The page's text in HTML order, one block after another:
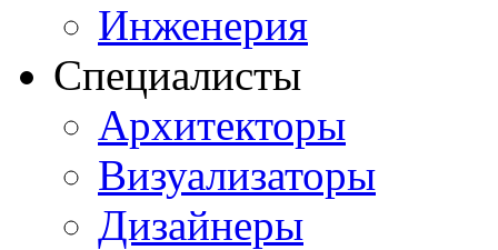
Инженерия
Специалисты
Архитекторы
Визуализаторы
Дизайнеры